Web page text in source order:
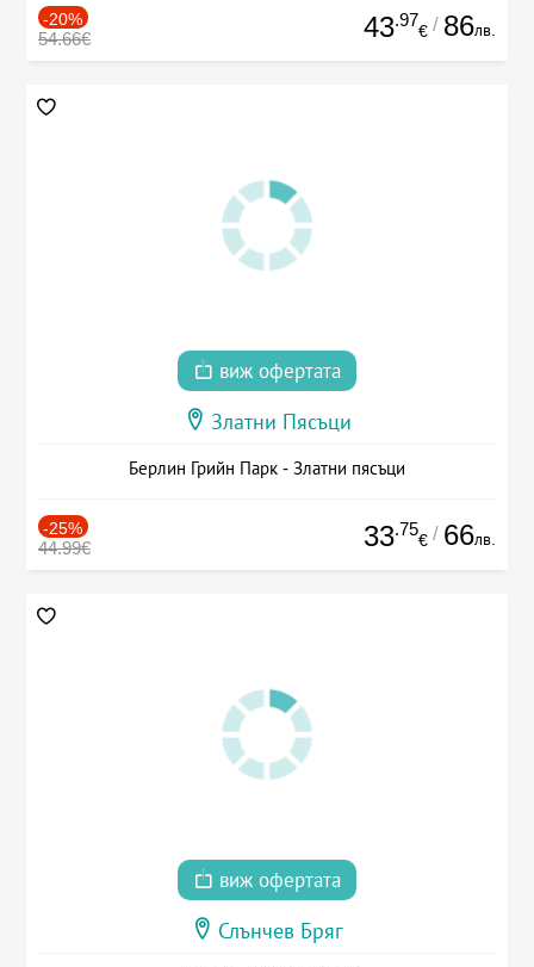
-20%
54.66€ 43.97
€ / 86лв.
виж офертата
Златни Пясъци
Берлин Грийн Парк - Златни пясъци
-25%
44.99€ 33.75
€ / 66лв.
виж офертата
Слънчев Бряг